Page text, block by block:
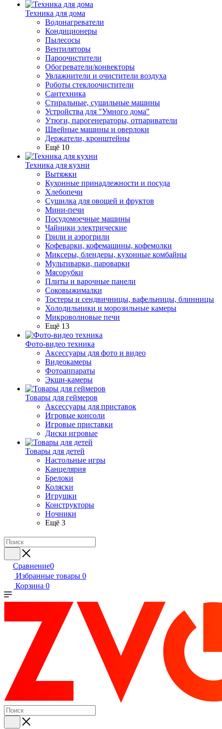
Техника для дома
Водонагреватели
Кондиционеры
Пылесосы
Вентиляторы
Пароочистители
Обогреватели/конвекторы
Увлажнители и очистители воздуха
Роботы стеклоочистители
Сантехника
Стиральные, сушильные машины
Устройства для "Умного дома"
Утюги, парогенераторы, отпариватели
Швейные машины и оверлоки
Держатели, кронштейны
Ещё 10
Техника для кухни
Вытяжки
Кухонные принадлежности и посуда
Хлебопечи
Сушилка для овощей и фруктов
Мини-печи
Посудомоечные машины
Чайники электрические
Грили и аэрогрили
Кофеварки, кофемашины, кофемолки
Миксеры, блендеры, кухонные комбайны
Мультиварки, пароварки
Мясорубки
Плиты и варочные панели
Соковыжималки
Тостеры и сендвичницы, вафельницы, блинницы
Холодильники и морозильные камеры
Микроволновые печи
Ещё 13
Фото-видео техника
Аксессуары для фото и видео
Видеокамеры
Фотоаппараты
Экшн-камеры
Товары для геймеров
Аксессуары для приставок
Игровые консоли
Игровые приставки
Диски игровые
Товары для детей
Настольные игры
Канцелярия
Брелоки
Коляски
Игрушки
Конструкторы
Ночники
Ещё 3
Сравнение0
Избранные товары 0
Корзина 0